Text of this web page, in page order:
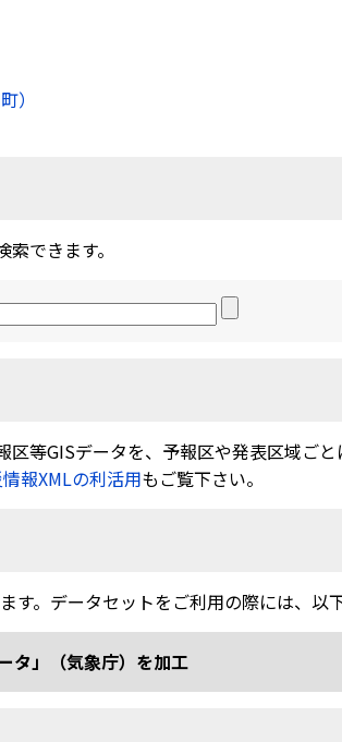
）
できます。
区等GISデータを、予報区や発表区域ご
報XMLの利活用もご覧下さい。
す。データセットをご利用の際には、以
タ」（気象庁）を加工